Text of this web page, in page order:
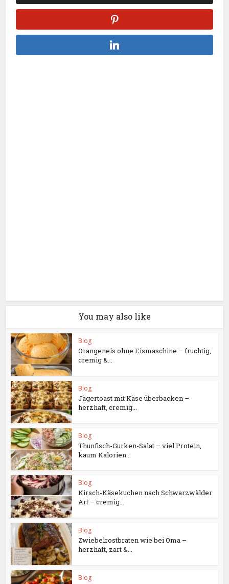
You may also like
Blog
Orangeneis ohne Eismaschine – fruchtig,
cremig &...
Blog
Jägertoast mit Käse überbacken –
herzhaft, cremig...
Blog
Thunfisch-Gurken-Salat – viel Protein,
kaum Kalorien...
Blog
Kirsch-Käsekuchen nach Schwarzwälder
Art – cremig...
Blog
Zwiebelrostbraten wie bei Oma –
herzhaft, zart &...
Blog